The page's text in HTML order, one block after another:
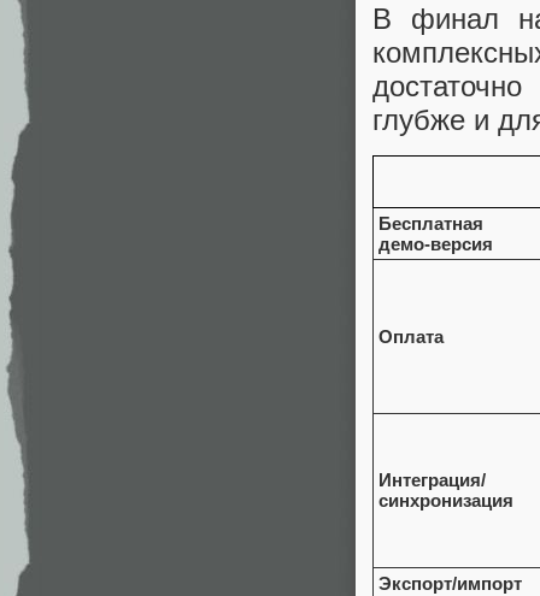
В финал
глубже и
Бесплатная
демо-версия
Оплата
Интеграция/
синхронизация
Экспорт/импорт